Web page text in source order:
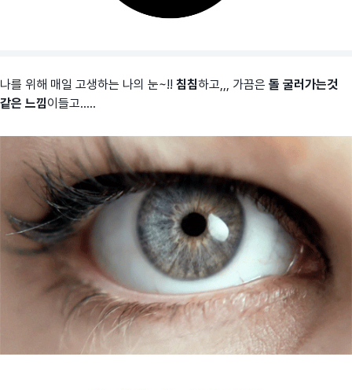
나를 위해 매일 고생하는 나의 눈~!! 침침하고,,, 가끔은 돌 굴러가는것
같은 느낌이들고.....